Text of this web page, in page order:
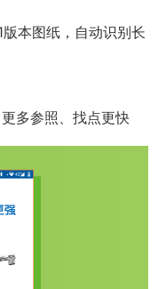
本图纸，自动识别长
多参照、找点更快